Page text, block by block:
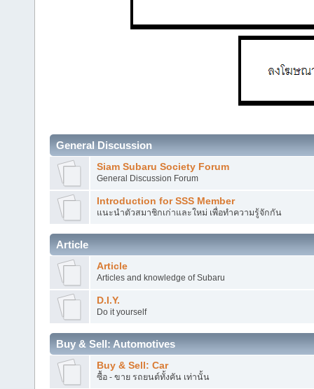
General Discussion
Siam Subaru Society Forum
General Discussion Forum
Introduction for SSS Member
แนะนำตัวสมาชิกเก่าและใหม่ เพื่อทำความรู้จักกัน
Article
Article
Articles and knowledge of Subaru
D.I.Y.
Do it yourself
Buy & Sell: Automotives
Buy & Sell: Car
ซื้อ - ขาย รถยนต์ทั้งคัน เท่านั้น